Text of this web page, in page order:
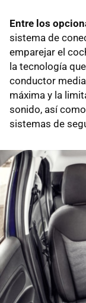
Entre los
sistema de
emparejar el
la tecnología
conductor
máxima y la
sonido, así
sistemas de